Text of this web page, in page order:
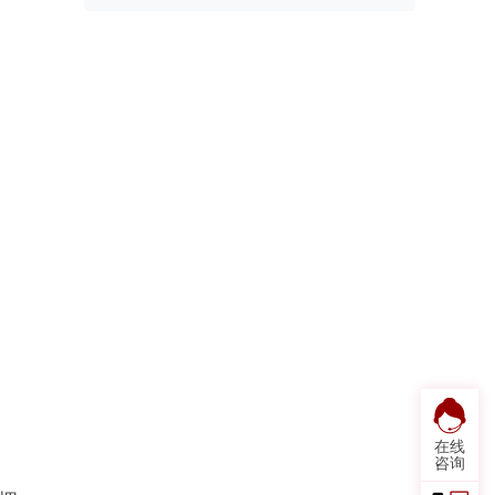
在线
咨询